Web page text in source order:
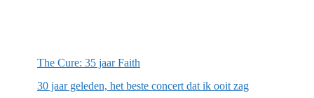
The Cure: 35 jaar Faith
30 jaar geleden, het beste concert dat ik ooit zag